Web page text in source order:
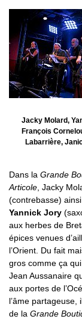
Jacky Molard,
François
Labarrière,
Dans la Grande
Articole , Jacky
(contrebasse)
Yannick Jory
aux herbes de
épices venues
l’Orient. Du fait
gros comme ça
Jean Aussanaire
aux portes de
l’âme partageuse,
de la Grande